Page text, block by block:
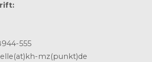
555
mz(punkt)de